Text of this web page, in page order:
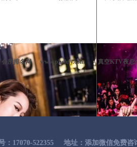
所排名网 www.phshsy.com 真空KTV夜总
：17070-522355 地址：添加微信免费咨